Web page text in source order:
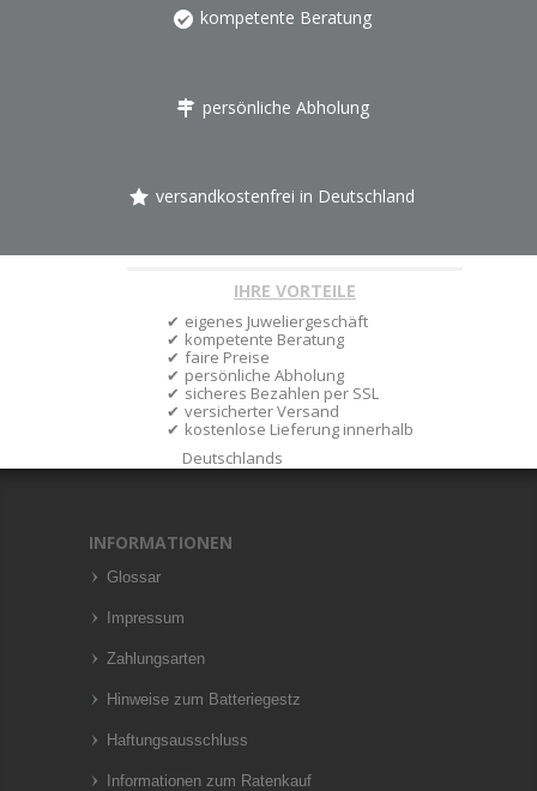
kompetente Beratung
persönliche Abholung
versandkostenfrei in Deutschland
IHRE VORTEILE
eigenes Juweliergeschäft
kompetente Beratung
faire Preise
persönliche Abholung
sicheres Bezahlen per SSL
versicherter Versand
kostenlose Lieferung innerhalb
Deutschlands
INFORMATIONEN
Glossar
Impressum
Zahlungsarten
Hinweise zum Batteriegestz
Haftungsausschluss
Informationen zum Ratenkauf